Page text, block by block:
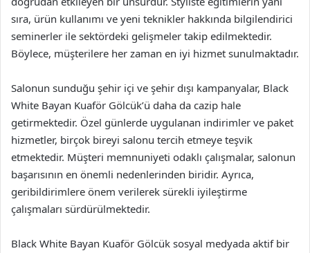
sıra, ürün kullanımı ve yeni teknikler hakkında bilgilendirici
seminerler ile sektördeki gelişmeler takip edilmektedir.
Böylece, müşterilere her zaman en iyi hizmet sunulmaktadır.
Salonun sunduğu şehir içi ve şehir dışı kampanyalar, Black
White Bayan Kuaför Gölcük’ü daha da cazip hale
getirmektedir. Özel günlerde uygulanan indirimler ve paket
hizmetler, birçok bireyi salonu tercih etmeye teşvik
etmektedir. Müşteri memnuniyeti odaklı çalışmalar, salonun
başarısının en önemli nedenlerinden biridir. Ayrıca,
geribildirimlere önem verilerek sürekli iyileştirme
çalışmaları sürdürülmektedir.
Black White Bayan Kuaför Gölcük sosyal medyada aktif bir